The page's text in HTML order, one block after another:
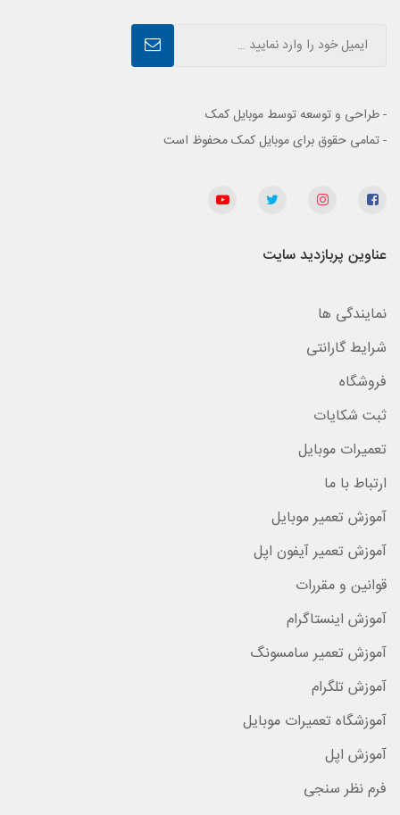
- طراحی و توسعه توسط موبایل کمک
- تمامی حقوق برای موبایل کمک محفوظ است
عناوین پربازدید سایت
نمایندگی ها
شرایط گارانتی
فروشگاه
ثبت شکایات
تعمیرات موبایل
ارتباط با ما
آموزش تعمیر موبایل
آموزش تعمیر آیفون اپل
قوانین و مقررات
آموزش اینستاگرام
آموزش تعمیر سامسونگ
آموزش تلگرام
آموزشگاه تعمیرات موبایل
آموزش اپل
فرم نظر سنجی